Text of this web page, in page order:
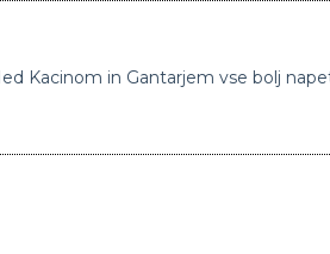
Kacinom in Gantarjem vse bolj